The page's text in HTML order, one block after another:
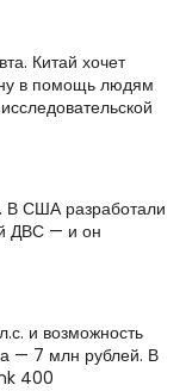
Китай хочет
в помощь людям
В США разработали
ДВС — и он
и возможность
— 7 млн рублей. В
400